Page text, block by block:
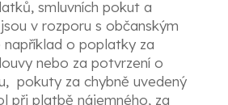
smluvních pokut a
v rozporu s občanským
například o poplatky za
nebo za potvrzení o
pokuty za chybně uvedený
při platbě nájemného, za